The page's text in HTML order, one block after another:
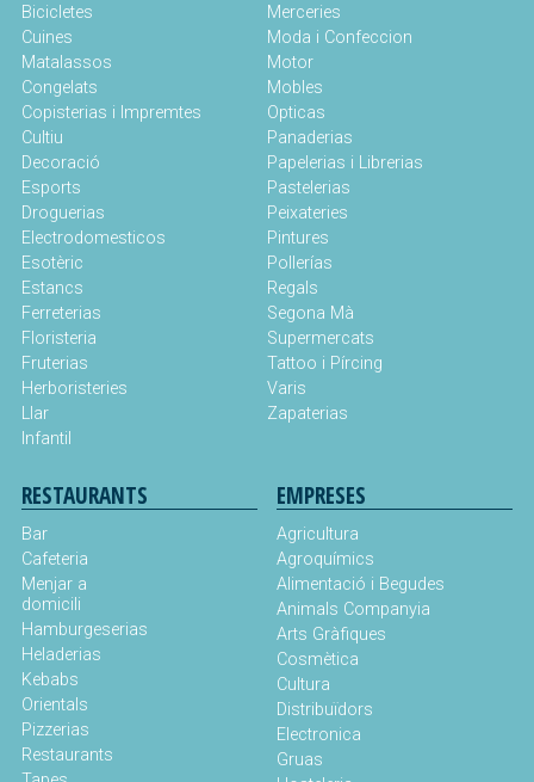
Bicicletes
Cuines
Matalassos
Congelats
Copisterias i Impremtes
Cultiu
Decoració
Esports
Droguerias
Electrodomesticos
Esotèric
Estancs
Ferreterias
Floristeria
Fruterias
Herboristeries
Llar
Infantil
Merceries
Moda i Confeccion
Motor
Mobles
Opticas
Panaderias
Papelerias i Librerias
Pastelerias
Peixateries
Pintures
Pollerías
Regals
Segona Mà
Supermercats
Tattoo i Pírcing
Varis
Zapaterias
RESTAURANTS
Bar
Cafeteria
Menjar a
domicili
Hamburgeserias
Heladerias
Kebabs
Orientals
Pizzerias
Restaurants
EMPRESES
Agricultura
Agroquímics
Alimentació i Begudes
Animals Companyia
Arts Gràfiques
Cosmètica
Cultura
Distribuïdors
Electronica
Gruas